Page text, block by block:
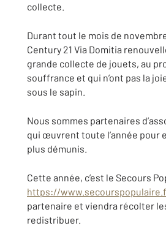
collecte.
Durant tout le mois de
Century 21 Via Domitia
grande collecte de jouets, au
souffrance et qui n’ont pas la
sous le sapin.
Nous sommes partenaires
qui œuvrent toute l’année pour
plus démunis.
Cette année, c’est le Secours
https://
partenaire et viendra récolter
redistribuer.